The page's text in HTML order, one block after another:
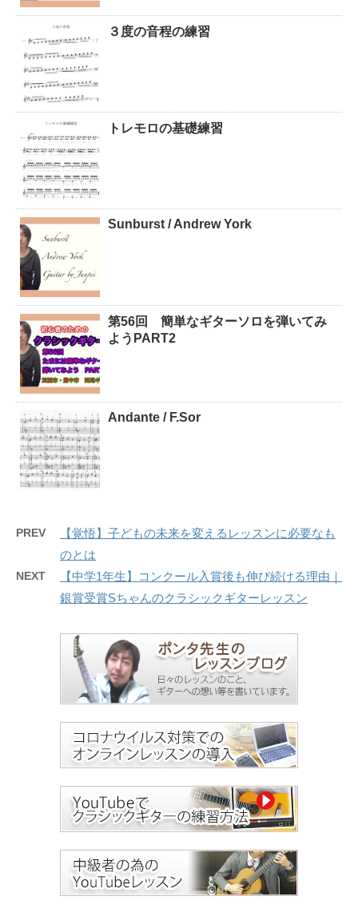
３度の音程の練習
トレモロの基礎練習
Sunburst / Andrew York
第56回 簡単なギターソロを弾いてみ
ようPART2
Andante / F.Sor
PREV
【覚悟】子どもの未来を変えるレッスンに必要なも
のとは
NEXT
【中学1年生】コンクール入賞後も伸び続ける理由｜
銀賞受賞Sちゃんのクラシックギターレッスン